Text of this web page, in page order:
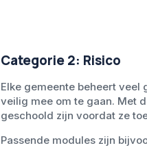
Categorie 2: Risico
Elke gemeente beheert
veilig mee om te gaan. Met
geschoold zijn voordat ze
Passende modules zijn